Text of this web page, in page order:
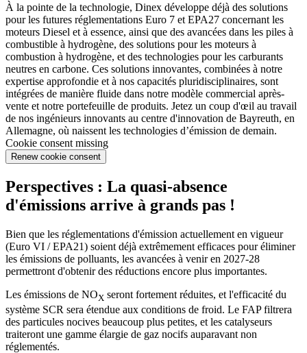
À la pointe de la technologie, Dinex développe déjà des solutions
pour les futures réglementations Euro 7 et EPA27 concernant les
moteurs Diesel et à essence, ainsi que des avancées dans les piles à
combustible à hydrogène, des solutions pour les moteurs à
combustion à hydrogène, et des technologies pour les carburants
neutres en carbone. Ces solutions innovantes, combinées à notre
expertise approfondie et à nos capacités pluridisciplinaires, sont
intégrées de manière fluide dans notre modèle commercial après-
vente et notre portefeuille de produits. Jetez un coup d'œil au travail
de nos ingénieurs innovants au centre d'innovation de Bayreuth, en
Allemagne, où naissent les technologies d’émission de demain.
Cookie consent missing
Renew cookie consent
Perspectives : La quasi-absence
d'émissions arrive à grands pas !
Bien que les réglementations d'émission actuellement en vigueur
(Euro VI / EPA21) soient déjà extrêmement efficaces pour éliminer
les émissions de polluants, les avancées à venir en 2027-28
permettront d'obtenir des réductions encore plus importantes.
Les émissions de NOX seront fortement réduites, et l'efficacité du
système SCR sera étendue aux conditions de froid. Le FAP filtrera
des particules nocives beaucoup plus petites, et les catalyseurs
traiteront une gamme élargie de gaz nocifs auparavant non
réglementés.